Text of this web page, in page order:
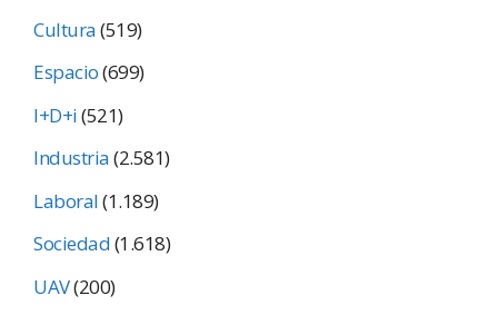
Cultura(519)
Espacio(699)
I+D+i(521)
Industria(2.581)
Laboral(1.189)
Sociedad(1.618)
UAV(200)